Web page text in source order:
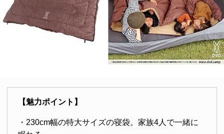
【魅力ポイント】
・230cm幅の特大サイズの寝袋。家族4人で一緒に